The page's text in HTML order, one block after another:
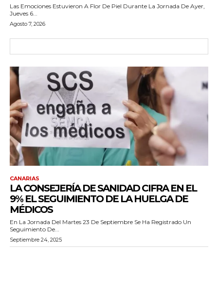
Las Emociones Estuvieron A Flor De Piel Durante La Jornada De Ayer,
Jueves 6...
Agosto 7, 2026
CANARIAS
LA CONSEJERÍA DE SANIDAD CIFRA EN EL
9% EL SEGUIMIENTO DE LA HUELGA DE
MÉDICOS
En La Jornada Del Martes 23 De Septiembre Se Ha Registrado Un
Seguimiento De...
Septiembre 24, 2025